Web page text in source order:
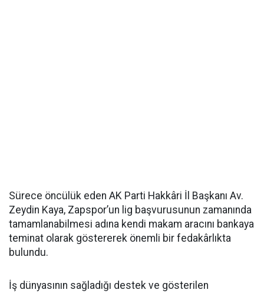
Sürece öncülük eden AK Parti Hakkâri İl Başkanı Av.
Zeydin Kaya, Zapspor’un lig başvurusunun zamanında
tamamlanabilmesi adına kendi makam aracını bankaya
teminat olarak göstererek önemli bir fedakârlıkta
bulundu.
İş dünyasının sağladığı destek ve gösterilen